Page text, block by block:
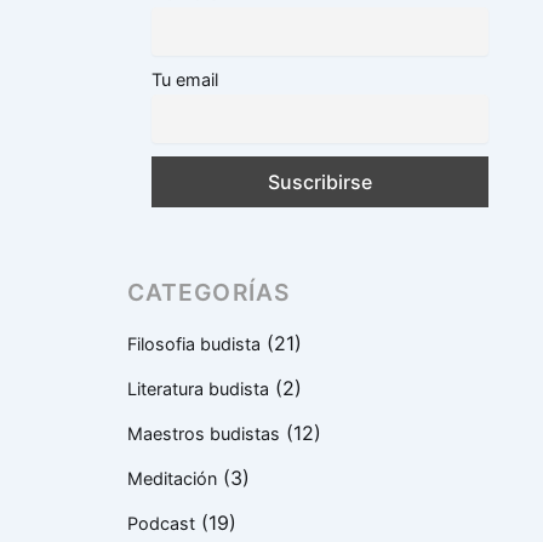
Tu email
CATEGORÍAS
Filosofia budista (21)
Literatura budista (2)
Maestros budistas (12)
Meditación(3)
Podcast(19)